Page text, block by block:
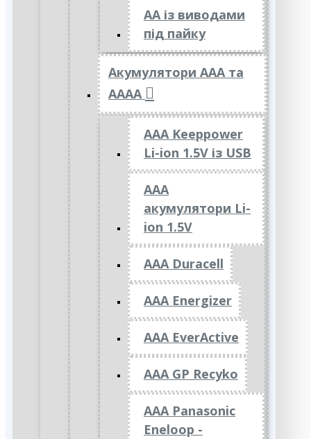
АА із виводами
під пайку
Акумулятори ААА та
АААА
AAA Keeppower
Li-ion 1.5V із USB
ААА
акумулятори Li-
ion 1.5V
AAA Duracell
AAA Energizer
AAA EverActive
AAA GP Recyko
AAA Panasonic
Eneloop -